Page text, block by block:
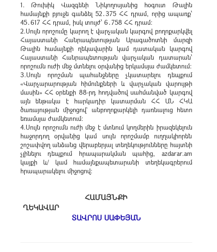
1. Թուխիկ Վազգենի Նիկողոսյանից հօգուտ Թալին
համայնքի բյուջե գանձել 52․375 ՀՀ դրամ, որից ապառք՝
45․617 ՀՀ դրամ, իսկ տույժ՝ 6․758 ՀՀ դրամ։
2.Սույն որոշումը կարող է վարչական կարգով բողոքարկվել
Հայաստանի Հանրապետության Արագածոտնի մարզի
Թալին համայնքի ղեկավարին կամ դատական կարգով
Հայաստանի Հանրապետության վարչական դատարան՝
որոշումն ուժի մեջ մտնելու օրվանից երկամսյա ժամկետում։
3.Սույն որոշման պահանջները չկատարելու դեպքում
«Վարչարարության հիմունքների և վարչական վարույթի
մասին» ՀՀ օրենքի 88-րդ հոդվածով սահմանված կարգով
այն ենթակա է հարկադիր կատարման ՀՀ ԱՆ ՀԿԱ
ծառայության միջոցով` անբողոքարկելի դառնալուց հետո
եռամսյա ժամկետում:
4.Սույն որոշումն ուժի մեջ է մտնում կողմերին իրազեկելուն
հաջորդող օրվանից կամ սույն որոշմամբ ուղղակիորեն
շոշափվող անձանց վերաբերյալ տեղեկությունները հայտնի
չլինելու դեպքում հրապարակման պահից, azdarar.am
կայքի և/ կամ համայնքապետարանի տեղեկագրերում
հրապարակելու միջոցով:
ՀԱՄԱՅՆՔԻ
ՂԵԿԱՎԱՐ
ՏԱՎՐՈՍ ՍԱՓԵՅԱՆ